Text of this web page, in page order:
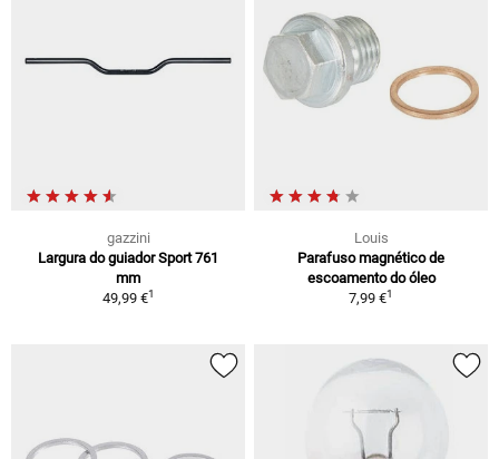
gazzini
Largura do guiador Sport 761
mm
49,99 €1
Louis
Parafuso magnético de
escoamento do óleo
7,99 €1